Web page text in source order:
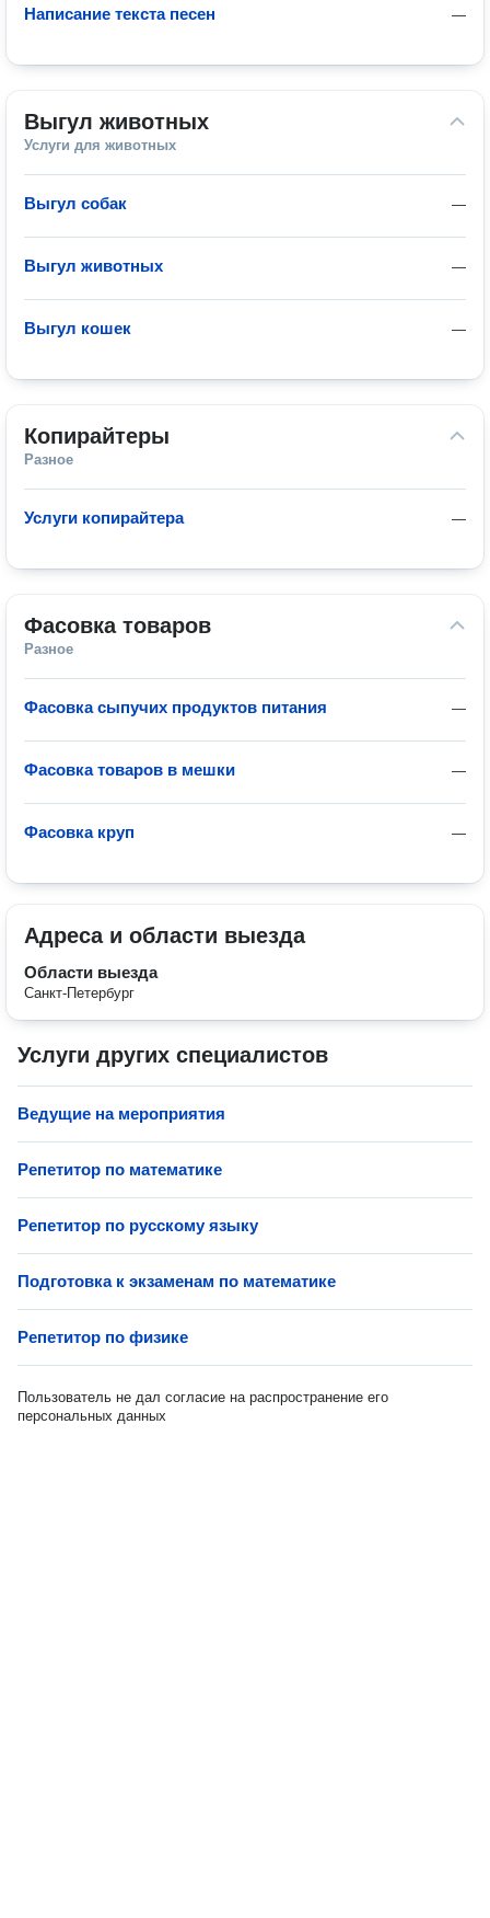
—
Написание текста песен
Выгул животных
Услуги для животных
—
Выгул собак
—
Выгул животных
—
Выгул кошек
Копирайтеры
Разное
—
Услуги копирайтера
Фасовка товаров
Разное
—
Фасовка сыпучих продуктов питания
—
Фасовка товаров в мешки
—
Фасовка круп
Адреса и области выезда
Области выезда
Санкт-Петербург
Услуги других специалистов
Ведущие на мероприятия
Репетитор по математике
Репетитор по русскому языку
Подготовка к экзаменам по математике
Репетитор по физике
Пользователь не дал согласие на распространение его
персональных данных